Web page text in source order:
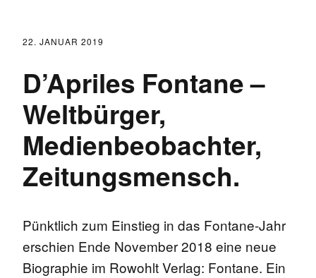
22. JANUAR 2019
D’Apriles Fontane –
Weltbürger,
Medienbeobachter,
Zeitungsmensch.
Pünktlich zum Einstieg in das Fontane-Jahr
erschien Ende November 2018 eine neue
Biographie im Rowohlt Verlag: Fontane. Ein